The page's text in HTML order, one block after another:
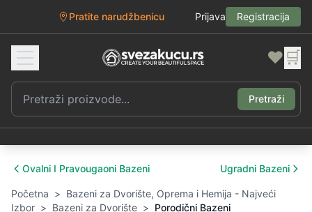
Pratite narudžbenicu Prijava Registracija
❤️ 🛒
Pretraži
Ovalni I Pravougaoni Bazeni Ugradni Bazeni
Početna > Bazeni za Dvorište, Oprema i Hemija - Najveći
Izbor > Bazeni za Dvorište > Porodični Bazeni